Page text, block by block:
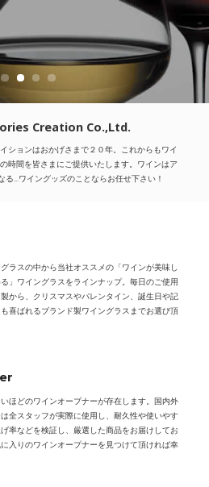
Creation Co.,Ltd.
ションはおかげさまで２０年。これからもワイ
時間を皆さまにご提供いたします。ワインはア
...ワイングッズのことならお任せ下さい！
ラスの中から当社オススメの「ワインが美味し
」ワイングラスをラインナップ。毎日のご使用
から、クリスマスやバレンタイン、誕生日や記
喜ばれるブランド製ワイングラスまでお選び頂
ほどのワインオープナーが存在します。国内外
全スタッフが実際に使用し、耐久性や使いやす
率などを検証し、厳選した商品をお届けしてお
入りのワインオープナーを見つけて頂ければ幸